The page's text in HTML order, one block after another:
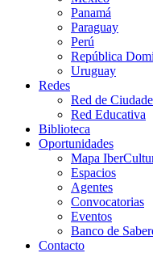
Panamá
Paraguay
Perú
República
Uruguay
Redes
Red de
Red Educativa
Biblioteca
Oportunidades
Mapa
Espacios
Agentes
Convocatorias
Eventos
Banco de
Contacto